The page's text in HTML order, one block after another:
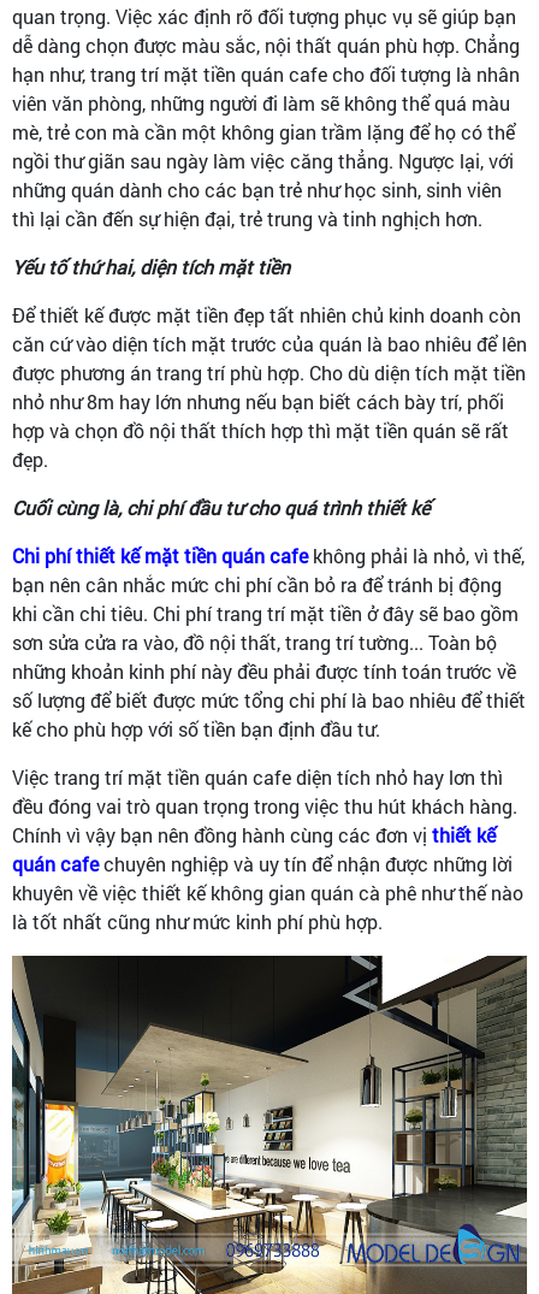
quan trọng. Việc xác định rõ đối tượng phục vụ sẽ giúp bạn
dễ dàng chọn được màu sắc, nội thất quán phù hợp. Chẳng
hạn như, trang trí mặt tiền quán cafe cho đối tượng là nhân
viên văn phòng, những người đi làm sẽ không thể quá màu
mè, trẻ con mà cần một không gian trầm lặng để họ có thể
ngồi thư giãn sau ngày làm việc căng thẳng. Ngược lại, với
những quán dành cho các bạn trẻ như học sinh, sinh viên
thì lại cần đến sự hiện đại, trẻ trung và tinh nghịch hơn.
Yếu tố thứ hai, diện tích mặt tiền
Để thiết kế được mặt tiền đẹp tất nhiên chủ kinh doanh còn
căn cứ vào diện tích mặt trước của quán là bao nhiêu để lên
được phương án trang trí phù hợp. Cho dù diện tích mặt tiền
nhỏ như 8m hay lớn nhưng nếu bạn biết cách bày trí, phối
hợp và chọn đồ nội thất thích hợp thì mặt tiền quán sẽ rất
đẹp.
Cuối cùng là, chi phí đầu tư cho quá trình thiết kế
Chi phí thiết kế mặt tiền quán cafekhông phải là nhỏ, vì thế,
bạn nên cân nhắc mức chi phí cần bỏ ra để tránh bị động
khi cần chi tiêu. Chi phí trang trí mặt tiền ở đây sẽ bao gồm
sơn sửa cửa ra vào, đồ nội thất, trang trí tường... Toàn bộ
những khoản kinh phí này đều phải được tính toán trước về
số lượng để biết được mức tổng chi phí là bao nhiêu để thiết
kế cho phù hợp với số tiền bạn định đầu tư.
Việc trang trí mặt tiền quán cafe diện tích nhỏ hay lơn thì
đều đóng vai trò quan trọng trong việc thu hút khách hàng.
Chính vì vậy bạn nên đồng hành cùng các đơn vị thiết kế
quán cafechuyên nghiệp và uy tín để nhận được những lời
khuyên về việc thiết kế không gian quán cà phê như thế nào
là tốt nhất cũng như mức kinh phí phù hợp.